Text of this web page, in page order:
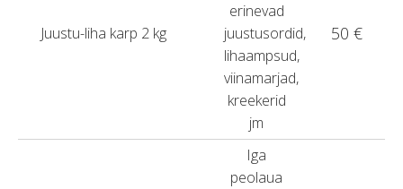
Juustu-liha karp 2 kg
erinevad
juustusordid,
lihaampsud,
viinamarjad,
kreekerid
jm
50 €
Iga
peolaua